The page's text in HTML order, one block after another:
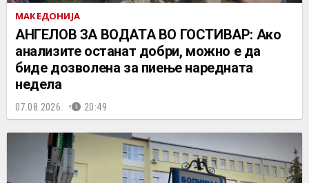
МАКЕДОНИЈА
АНГЕЛОВ ЗА ВОДАТА ВО ГОСТИВАР: Ако
анализите останат добри, можно е да
биде дозволена за пиење наредната
недела
07.08.2026. 20:49